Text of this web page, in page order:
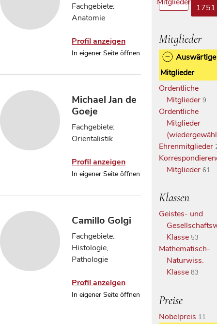
Fachgebiete:
Anatomie
Profil anzeigen
In eigener Seite öffnen
Michael Jan de
Goeje
Fachgebiete:
Orientalistik
Profil anzeigen
In eigener Seite öffnen
Camillo Golgi
Fachgebiete:
Histologie,
Pathologie
Profil anzeigen
In eigener Seite öffnen
1751
Mitglieder
Auswärtige
Mitglieder
Ordentliche
Mitglieder 9
Ordentliche
Mitglieder
Ehrenmitglieder
Mitglieder 61
Klassen
Geistes- und
Klasse 53
Mathematisch-
Naturwiss.
Klasse 83
Preise
Nobelpreis 11